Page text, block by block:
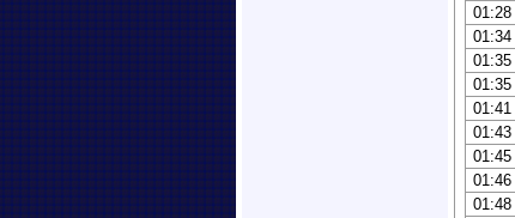
01:28
01:34
01:35
01:35
01:41
01:43
01:45
01:46
01:48